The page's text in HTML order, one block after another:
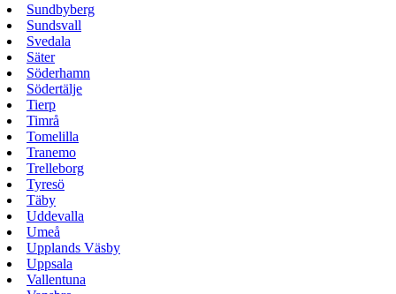
Sundbyberg
Sundsvall
Svedala
Säter
Söderhamn
Södertälje
Tierp
Timrå
Tomelilla
Tranemo
Trelleborg
Tyresö
Täby
Uddevalla
Umeå
Upplands Väsby
Uppsala
Vallentuna